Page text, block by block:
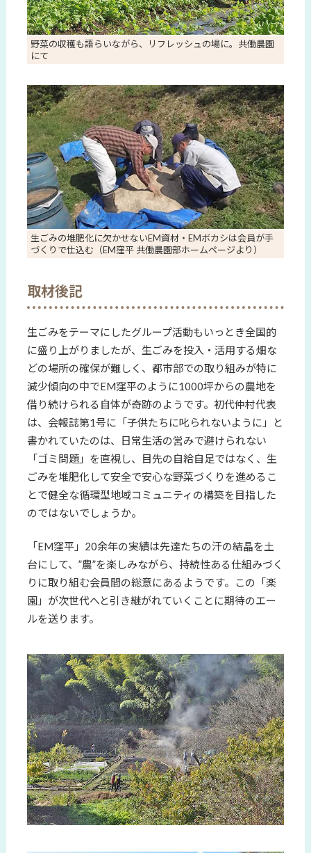
野菜の収穫も語らいながら、リフレッシュの場に。共働農園
にて
生ごみの堆肥化に欠かせないEM資材・EMボカシは会員が手
づくりで仕込む（EM窪平 共働農園部ホームページより）
取材後記
生ごみをテーマにしたグループ活動もいっとき全国的
に盛り上がりましたが、生ごみを投入・活用する畑な
どの場所の確保が難しく、都市部での取り組みが特に
減少傾向の中でEM窪平のように1000坪からの農地を
借り続けられる自体が奇跡のようです。初代仲村代表
は、会報誌第1号に「子供たちに叱られないように」と
書かれていたのは、日常生活の営みで避けられない
「ゴミ問題」を直視し、目先の自給自足ではなく、生
ごみを堆肥化して安全で安心な野菜づくりを進めるこ
とで健全な循環型地域コミュニティの構築を目指した
のではないでしょうか。
「EM窪平」20余年の実績は先達たちの汗の結晶を土
台にして、”農”を楽しみながら、持続性ある仕組みづく
りに取り組む会員間の総意にあるようです。この「楽
園」が次世代へと引き継がれていくことに期待のエー
ルを送ります。